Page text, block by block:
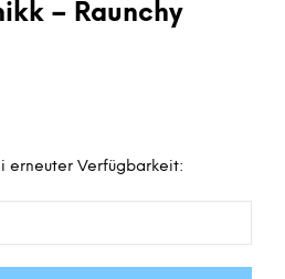
– Raunchy
erneuter Verfügbarkeit: